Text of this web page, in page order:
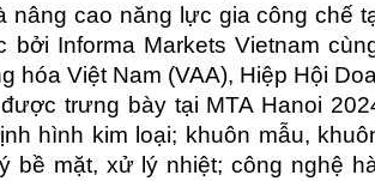
nâng cao năng lực gia công chế
bởi Informa Markets Vietnam
hóa Việt Nam (VAA), Hiệp Hội
trưng bày tại MTA Hanoi
hình kim loại; khuôn mẫu,
bề mặt, xử lý nhiệt; công nghệ